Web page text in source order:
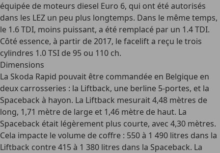
équipée de moteurs diesel Euro 6, qui ont été autorisés
dans les LEZ un peu plus longtemps. Dans le même temps,
le 1.6 TDI, moins puissant, a été remplacé par un 1.4 TDI.
Côté essence, à partir de 2017, le facelift a reçu le trois
cylindres 1.0 TSI de 95 ou 110 ch.
Dimensions
La Skoda Rapid pouvait être commandée en Belgique en
deux carrosseries : la Liftback, une berline 5-portes, et la
Spaceback à hayon. La Liftback mesurait 4,48 mètres de
long, 1,71 mètre de large et 1,46 mètre de haut. La
Spaceback était légèrement plus courte, avec 4,30 mètres.
Cela impacte le volume de coffre : 550 à 1 490 litres dans la
Liftback contre 415 à 1 380 litres dans la Spaceback. La